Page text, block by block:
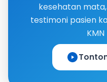
kesehatan
testimoni pasien